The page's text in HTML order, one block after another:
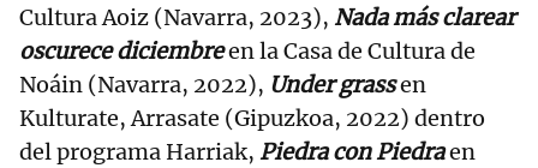
Cultura Aoiz (Navarra, 2023), Nada más clarear
oscurece diciembreen la Casa de Cultura de
Noáin (Navarra, 2022), Under grassen
Kulturate, Arrasate (Gipuzkoa, 2022) dentro
del programa Harriak, Piedra con Piedraen